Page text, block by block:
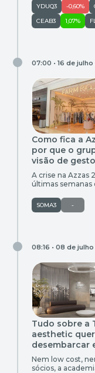
YDUQ3 -0,60%
CEAB3
1,07%
07:00 • 16 de julho
Como fica a
por que o
visão de
A crise na Azzas
últimas
venda da marca
fusão entre
SOMA3 -
08:16 • 08 de
Tudo sobre a
aesthetic
desembarcar
Nem low cost,
sócios, a